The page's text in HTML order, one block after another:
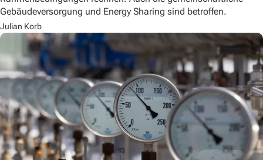
Gebäudeversorgung und Energy Sharing sind betroffen.
Julian Korb